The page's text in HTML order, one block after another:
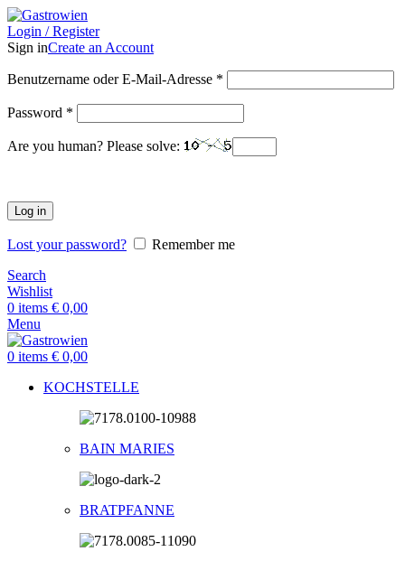
Login / Register
Sign inCreate an Account
Benutzername oder E-Mail-Adresse *
Password *
Are you human? Please solve:
Log in
Lost your password?
Remember me
Search
Wishlist
0 items € 0,00
Menu
0 items € 0,00
KOCHSTELLE
BAIN MARIES
BRATPFANNE